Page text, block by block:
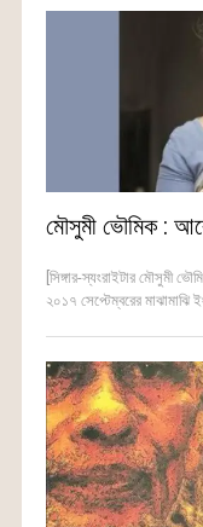
মৌসুমী ভৌমিক :
[সিঙ্গার-স্যংরাইটার মৌসুমী
২০১৭ সেপ্টেম্বরের মাঝামাঝি